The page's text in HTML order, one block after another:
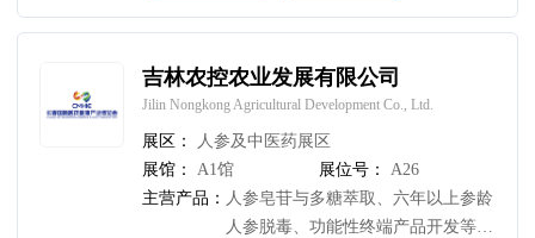
吉林农控农业发展有限公司
Jilin Nongkong Agricultural Development Co., Ltd.
展区：
人参及中医药展区
展馆：
A1馆 展位号：
A26
主营产品： 人参皂苷与多糖萃取、六年以上参龄
人参脱毒、功能性终端产品开发等核